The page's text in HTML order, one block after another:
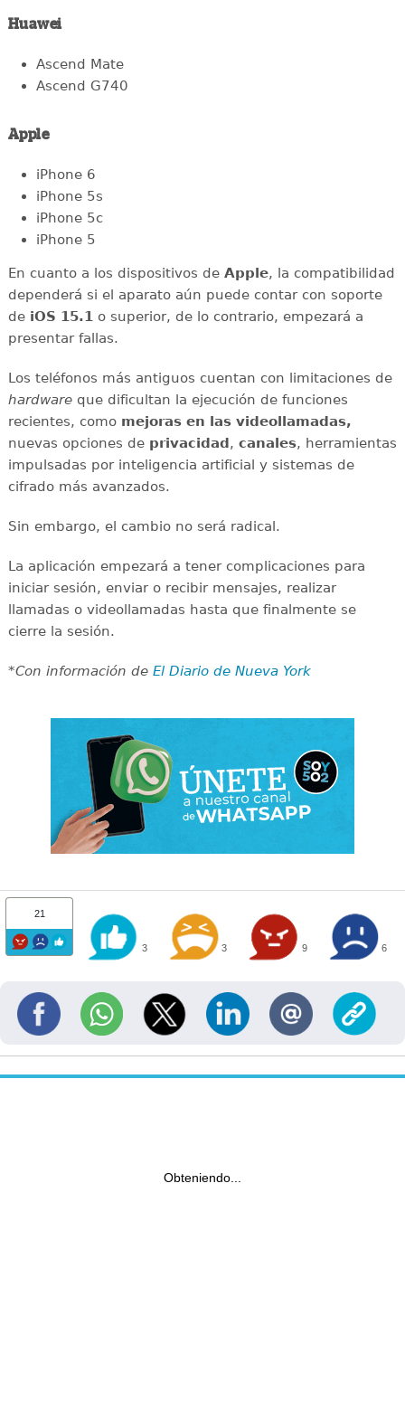
Huawei
Ascend Mate
Ascend G740
Apple
iPhone 6
iPhone 5s
iPhone 5c
iPhone 5
En cuanto a los dispositivos de Apple, la compatibilidad
dependerá si el aparato aún puede contar con soporte
deiOS 15.1o superior, de lo contrario, empezará a
presentar fallas.
Los teléfonos más antiguos cuentan con limitaciones de
hardwareque dificultan la ejecución de funciones
recientes, como mejoras en las videollamadas,
nuevas opciones de privacidad, canales, herramientas
impulsadas por inteligencia artificial y sistemas de
cifrado más avanzados.
Sin embargo, el cambio no será radical.
La aplicación empezará a tener complicaciones para
iniciar sesión, enviar o recibir mensajes, realizar
llamadas o videollamadas hasta que finalmente se
cierre la sesión.
*Con información de El Diario de Nueva York
21
3 3 9 6
Obteniendo...